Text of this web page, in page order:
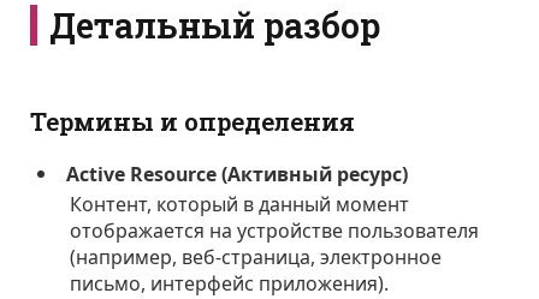
Детальный разбор
Термины и определения
Active Resource (Активный ресурс)
Контент, который в данный момент
отображается на устройстве пользователя
(например, веб-страница, электронное
письмо, интерфейс приложения).